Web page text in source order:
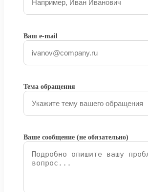
Ваш e-mail
Тема обращения
Ваше сообщение (не обязательно)